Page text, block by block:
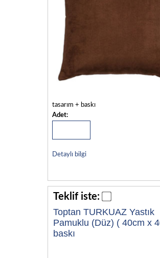
tasarım + baskı
Adet:
Detaylı bilgi
Teklif iste:
Toptan TURKUAZ Yastık
Pamuklu (Düz) ( 40cm x
baskı